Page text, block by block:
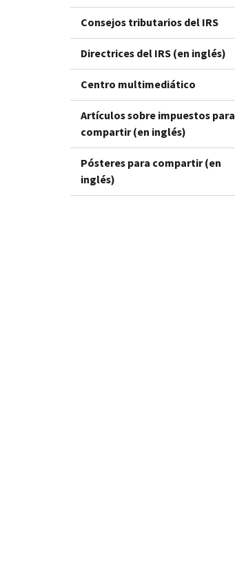
Consejos tributarios del IRS
Directrices del IRS (en inglés)
Centro multimediático
Artículos sobre impuestos para
compartir (en inglés)
Pósteres para compartir (en
inglés)